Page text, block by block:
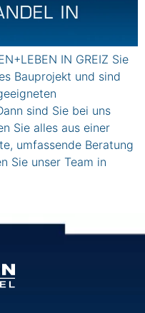
IN GREIZ Sie
Bauprojekt und sind
sind Sie bei uns
Sie alles aus einer
umfassende Beratung
Sie unser Team in